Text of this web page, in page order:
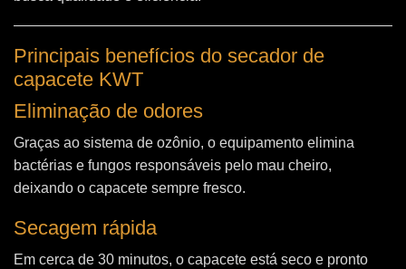
Principais benefícios do secador de
capacete KWT
Eliminação de odores
Graças ao sistema de ozônio, o equipamento elimina
bactérias e fungos responsáveis pelo mau cheiro,
deixando o capacete sempre fresco.
Secagem rápida
Em cerca de 30 minutos, o capacete está seco e pronto